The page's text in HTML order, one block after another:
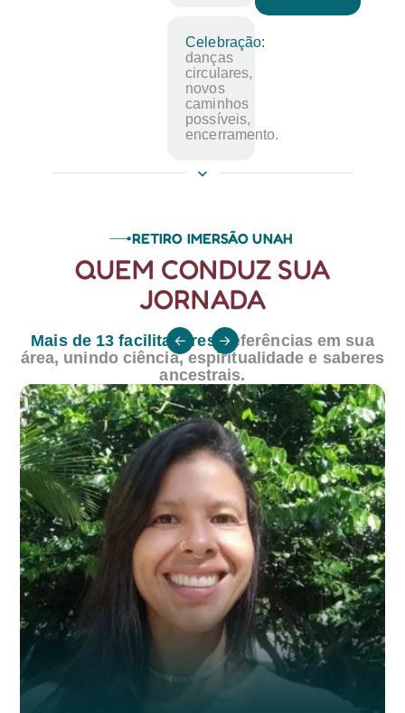
Celebração:
danças
circulares,
novos
caminhos
possíveis,
encerramento.
RETIRO IMERSÃO UNAH
QUEM CONDUZ SUA
JORNADA
Mais de 13 facilitadores,referências em sua
área, unindo ciência,espiritualidade e saberes
ancestrais.